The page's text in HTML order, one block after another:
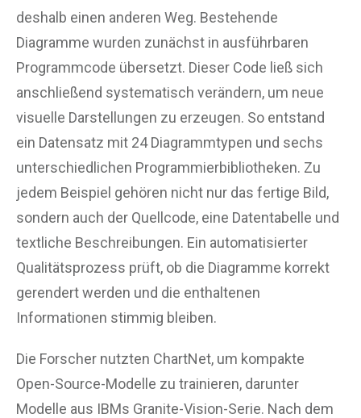
deshalb einen anderen Weg. Bestehende
Diagramme wurden zunächst in ausführbaren
Programmcode übersetzt. Dieser Code ließ sich
anschließend systematisch verändern, um neue
visuelle Darstellungen zu erzeugen. So entstand
ein Datensatz mit 24 Diagrammtypen und sechs
unterschiedlichen Programmierbibliotheken. Zu
jedem Beispiel gehören nicht nur das fertige Bild,
sondern auch der Quellcode, eine Datentabelle und
textliche Beschreibungen. Ein automatisierter
Qualitätsprozess prüft, ob die Diagramme korrekt
gerendert werden und die enthaltenen
Informationen stimmig bleiben.
Die Forscher nutzten ChartNet, um kompakte
Open-Source-Modelle zu trainieren, darunter
Modelle aus IBMs Granite-Vision-Serie. Nach dem